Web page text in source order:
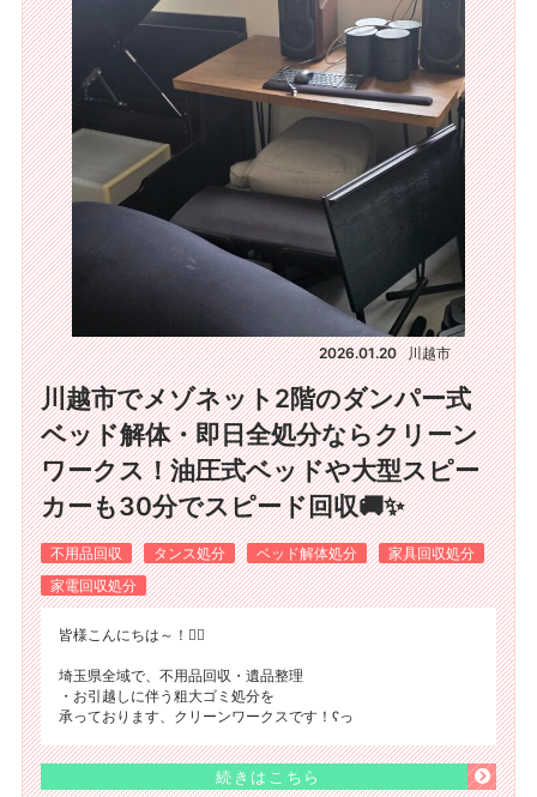
2026.01.20 川越市
川越市でメゾネット2階のダンパー式
ベッド解体・即日全処分ならクリーン
ワークス！油圧式ベッドや大型スピー
カーも30分でスピード回収🚚✨
不用品回収 タンス処分 ベッド解体処分
家具回収処分
家電回収処分
​皆様こんにちは～！🙂‍↕️
埼玉県全域で、不用品回収・遺品整理
・お引越しに伴う粗大ゴミ処分を
承っております、クリーンワークスです！ʕ⁠っ
続きはこちら